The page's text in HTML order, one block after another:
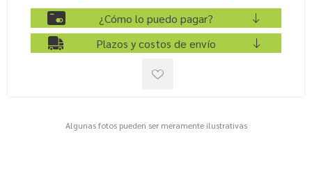
¿Cómo lo puedo pagar?
Plazos y costos de envío
Algunas fotos pueden ser meramente ilustrativas